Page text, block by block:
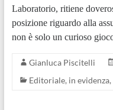
Laboratorio, ritiene
posizione riguardo alla
non è solo un curioso
Gianluca Piscitelli
Editoriale, in evidenza,